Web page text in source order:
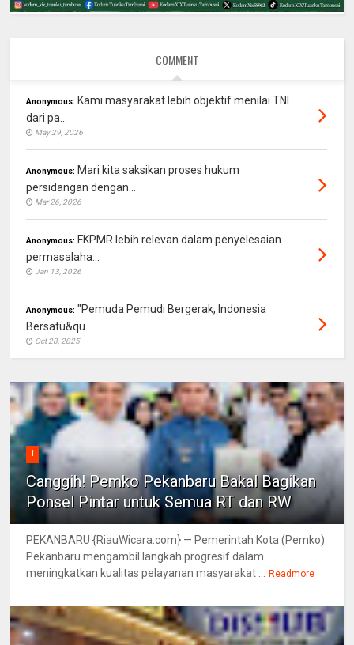
COMMENT
Anonymous: Kami masyarakat lebih objektif menilai TNI
dari pa...
May 29, 2026
Anonymous: Mari kita saksikan proses hukum
persidangan dengan...
Mar 26, 2026
Anonymous: FKPMR lebih relevan dalam penyelesaian
permasalaha...
Jan 13, 2026
Anonymous: "Pemuda Pemudi Bergerak, Indonesia
Bersatu&qu...
Oct 28, 2025
1
Canggih! Pemko Pekanbaru Bakal Bagikan
Ponsel Pintar untuk Semua RT dan RW
PEKANBARU {RiauWicara.com} — Pemerintah Kota (Pemko)
Pekanbaru mengambil langkah progresif dalam
meningkatkan kualitas pelayanan masyarakat ...
Readmore